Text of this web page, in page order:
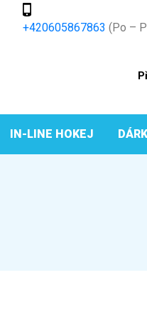
+420605867863 (Po –
IN-LINE HOKEJ